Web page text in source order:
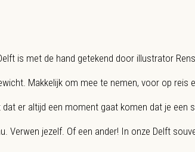
is met de hand getekend door illustrator
Makkelijk om mee te nemen, voor op
er altijd een moment gaat komen dat je een
Verwen jezelf. Of een ander! In onze Delft